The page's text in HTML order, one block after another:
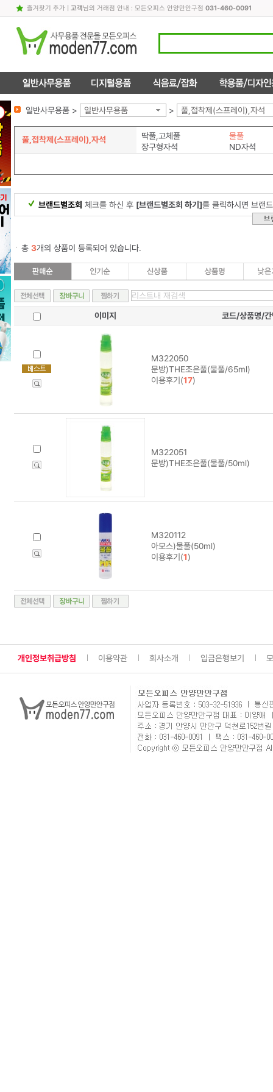
즐겨찾기 추가| 고객님의 거래점 안내 : 모든오피스 안양만안구점 031-460-0091
일반사무용품 > 일반사무용품 > 풀,접착제(스프레이),자석
풀,접착제(스프레이),자석 딱풀,고체풀
물풀
장구형자석
ND자석
브랜드별조회 체크를 하신 후 [브랜드별조회 하기]를 클릭하시면 브랜
총 3개의 상품이 등록되어 있습니다.
이미지 코드/상품명/간
M322050
문방)THE조은풀(물풀/65ml)
이용후기(17)
M322051
문방)THE조은풀(물풀/50ml)
M320112
아모스)물풀(50ml)
이용후기(1)
개인정보취급방침 이용약관 회사소개 입금은행보기